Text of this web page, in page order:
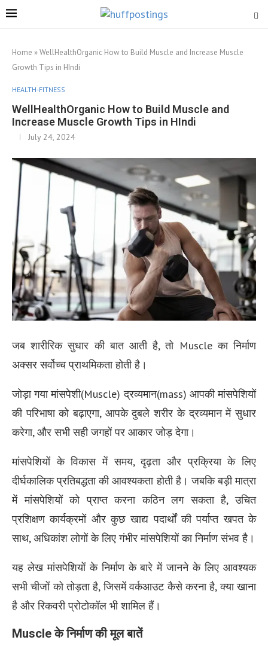
Home »WellHealthOrganic How to Build Muscle and Increase Muscle
Growth Tips in HIndi
HEALTH-FITNESS
WellHealthOrganic How to Build Muscle and
Increase Muscle Growth Tips in HIndi
July 24, 2024
जब शारीरिक सुधार की बात आती है, तो Muscle का निर्माण
अक्सर सर्वोच्च प्राथमिकता होती है।
जोड़ा गया मांसपेशी(Muscle) द्रव्यमान(mass) आपकी मांसपेशियों
की परिभाषा को बढ़ाएगा, आपके दुबले शरीर के द्रव्यमान में सुधार
करेगा, और सभी सही जगहों पर आकार जोड़ देगा।
मांसपेशियों के विकास में समय, दृढ़ता और प्रक्रिया के लिए
दीर्घकालिक प्रतिबद्धता की आवश्यकता होती है। जबकि बड़ी मात्रा
में मांसपेशियों को प्राप्त करना कठिन लग सकता है, उचित
प्रशिक्षण कार्यक्रमों और कुछ खाद्य पदार्थों की पर्याप्त खपत के
साथ, अधिकांश लोगों के लिए गंभीर मांसपेशियों का निर्माण संभव है।
यह लेख मांसपेशियों के निर्माण के बारे में जानने के लिए आवश्यक
सभी चीजों को तोड़ता है, जिसमें वर्कआउट कैसे करना है, क्या खाना
है और रिकवरी प्रोटोकॉल भी शामिल हैं।
Muscleके निर्माण की मूल बातें